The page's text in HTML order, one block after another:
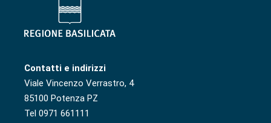
Contatti e indirizzi
Viale Vincenzo Verrastro, 4
85100 Potenza PZ
Tel 0971 661111